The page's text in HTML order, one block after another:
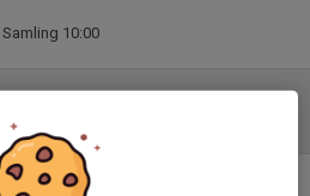
Samling 10:00